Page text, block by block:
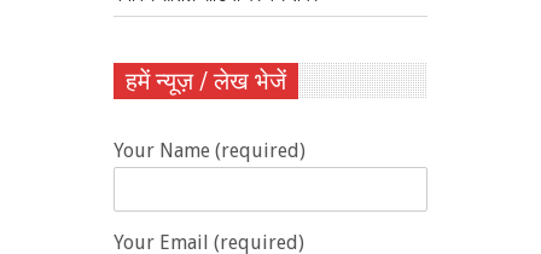
हमें न्यूज़ / लेख भेजें
Your Name (required)
Your Email (required)